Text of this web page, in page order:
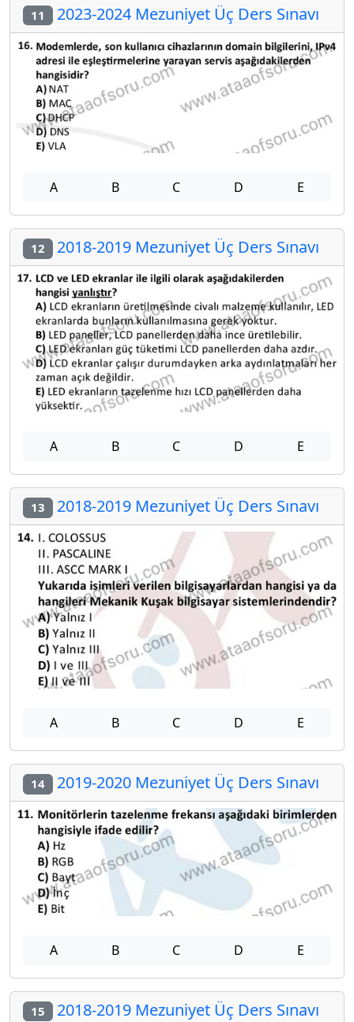
11 2023-2024 Mezuniyet Üç Ders Sınavı
A B C D E
12 2018-2019 Mezuniyet Üç Ders Sınavı
A B C D E
13 2018-2019 Mezuniyet Üç Ders Sınavı
A B C D E
14 2019-2020 Mezuniyet Üç Ders Sınavı
A B C D E
15 2018-2019 Mezuniyet Üç Ders Sınavı